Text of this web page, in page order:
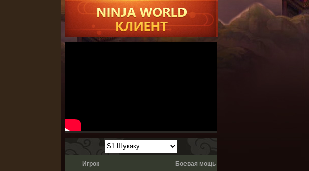
Игрок Боевая мощь